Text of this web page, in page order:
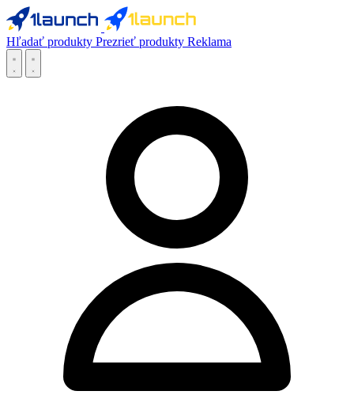
Hľadať produkty Prezrieť produkty Reklama